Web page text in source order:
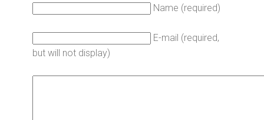
Name (required)
E-mail (required,
but will not display)